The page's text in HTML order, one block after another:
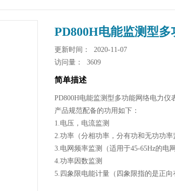
PD800H电能监测型
更新时间： 2020-11-07
访问量：3609
简单描述
PD800H电能监测型多功能网络电力仪
产品规范配备的功用如下：
1.电压，电流监测
2.功率（分相功率，分有功和无功功率
3.电网频率监测（适用于45-65Hz的电
4.功率因数监测
5.四象限电能计量（四象限指的是正